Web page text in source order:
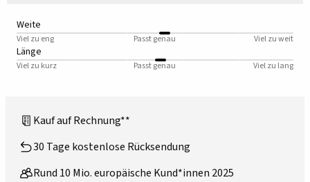
Weite
Viel zu eng Passt genau Viel zu weit
Länge
Viel zu kurz Passt genau Viel zu lang
Kauf auf Rechnung**
30 Tage kostenlose Rücksendung
Rund 10 Mio. europäische Kund*innen 2025